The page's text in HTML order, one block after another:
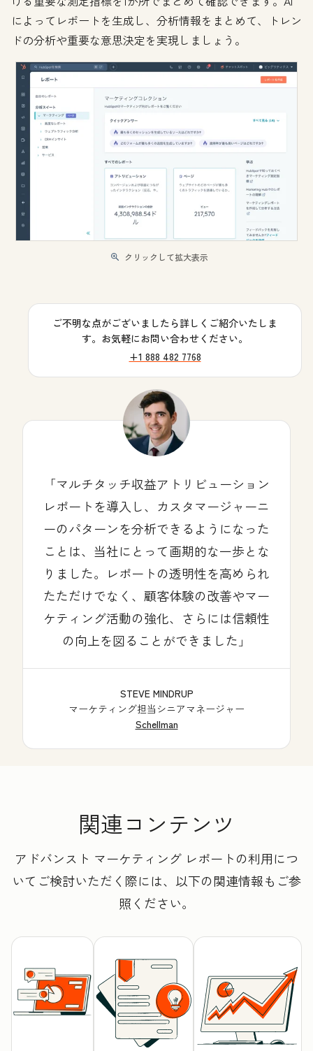
によってレポートを生成し、分析情報をまとめて、トレン
ドの分析や重要な意思決定を実現しましょう。
クリックして拡大表示
ご不明な点がございましたら詳しくご紹介いたしま
す。お気軽にお問い合わせください。
+1 888 482 7768
マルチタッチ収益アトリビューション
レポートを導入し、カスタマージャーニ
ーのパターンを分析できるようになった
ことは、当社にとって画期的な一歩とな
りました。レポートの透明性を高められ
たただけでなく、顧客体験の改善やマー
ケティング活動の強化、さらには信頼性
の向上を図ることができました
STEVE MINDRUP
マーケティング担当シニアマネージャー
Schellman
関連コンテンツ
アドバンスト マーケティング レポートの利用につ
いてご検討いただく際には、以下の関連情報もご参
照ください。